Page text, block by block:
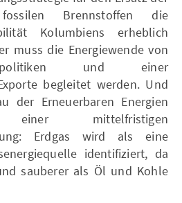
Brennstoffen die
Kolumbiens erheblich
muss die Energiewende von
und einer
begleitet werden. Und
der Erneuerbaren Energien
mittelfristigen
Erdgas wird als eine
identifiziert, da
sauberer als Öl und Kohle